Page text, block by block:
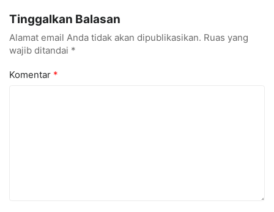
Tinggalkan Balasan
Alamat email Anda tidak akan dipublikasikan. Ruas yang
wajib ditandai *
Komentar *